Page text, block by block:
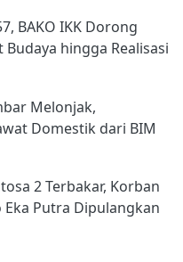
BAKO IKK Dorong
hingga Realisasi
Melonjak,
Domestik dari BIM
2 Terbakar, Korban
Eka Putra Dipulangkan